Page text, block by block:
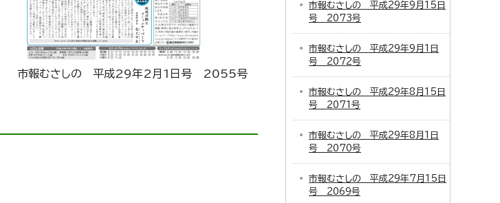
市報むさしの 平成29年2月1日号 2055号
市報むさしの 平成29年9月15日
号 2073号
市報むさしの 平成29年9月1日
号 2072号
市報むさしの 平成29年8月15日
号 2071号
市報むさしの 平成29年8月1日
号 2070号
市報むさしの 平成29年7月15日
号 2069号